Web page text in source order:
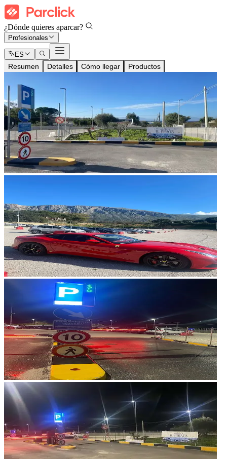
¿Dónde quieres aparcar?
Profesionales
ES
Resumen Detalles Cómo llegar Productos